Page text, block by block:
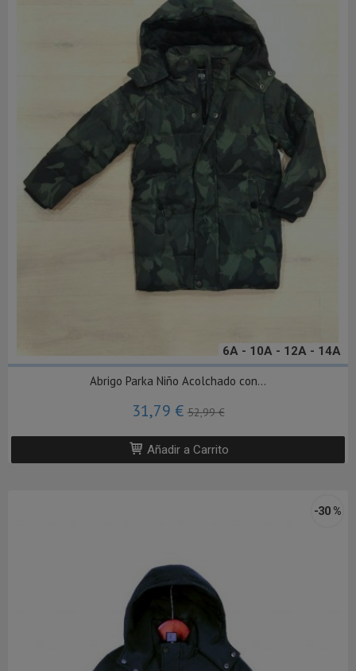
6A - 10A - 12A - 14A
Abrigo Parka Niño Acolchado con...
31,79 €52,99 €
Añadir a Carrito
-30 %